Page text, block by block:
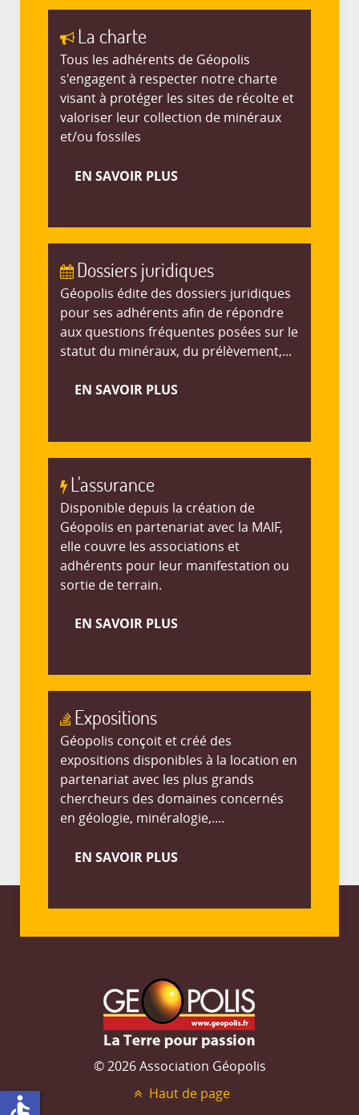
La charte
Tous les adhérents de Géopolis
s'engagent à respecter notre charte
visant à protéger les sites de récolte et
valoriser leur collection de minéraux
et/ou fossiles
EN SAVOIR PLUS
Dossiers juridiques
Géopolis édite des dossiers juridiques
pour ses adhérents afin de répondre
aux questions fréquentes posées sur le
statut du minéraux, du prélèvement,...
EN SAVOIR PLUS
L'assurance
Disponible depuis la création de
Géopolis en partenariat avec la MAIF,
elle couvre les associations et
adhérents pour leur manifestation ou
sortie de terrain.
EN SAVOIR PLUS
Expositions
Géopolis conçoit et créé des
expositions disponibles à la location en
partenariat avec les plus grands
chercheurs des domaines concernés
en géologie, minéralogie,....
EN SAVOIR PLUS
© 2026 Association Géopolis
Haut de page
accessible